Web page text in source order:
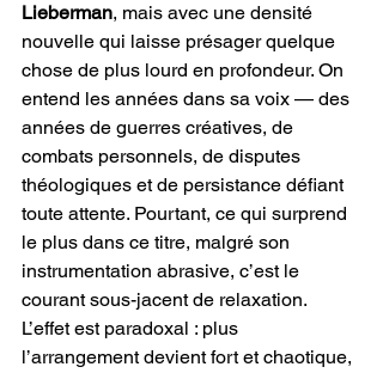
Lieberman, mais avec une densité
nouvelle qui laisse présager quelque
chose de plus lourd en profondeur. On
entend les années dans sa voix — des
années de guerres créatives, de
combats personnels, de disputes
théologiques et de persistance défiant
toute attente. Pourtant, ce qui surprend
le plus dans ce titre, malgré son
instrumentation abrasive, c’est le
courant sous-jacent de relaxation.
L’effet est paradoxal : plus
l’arrangement devient fort et chaotique,